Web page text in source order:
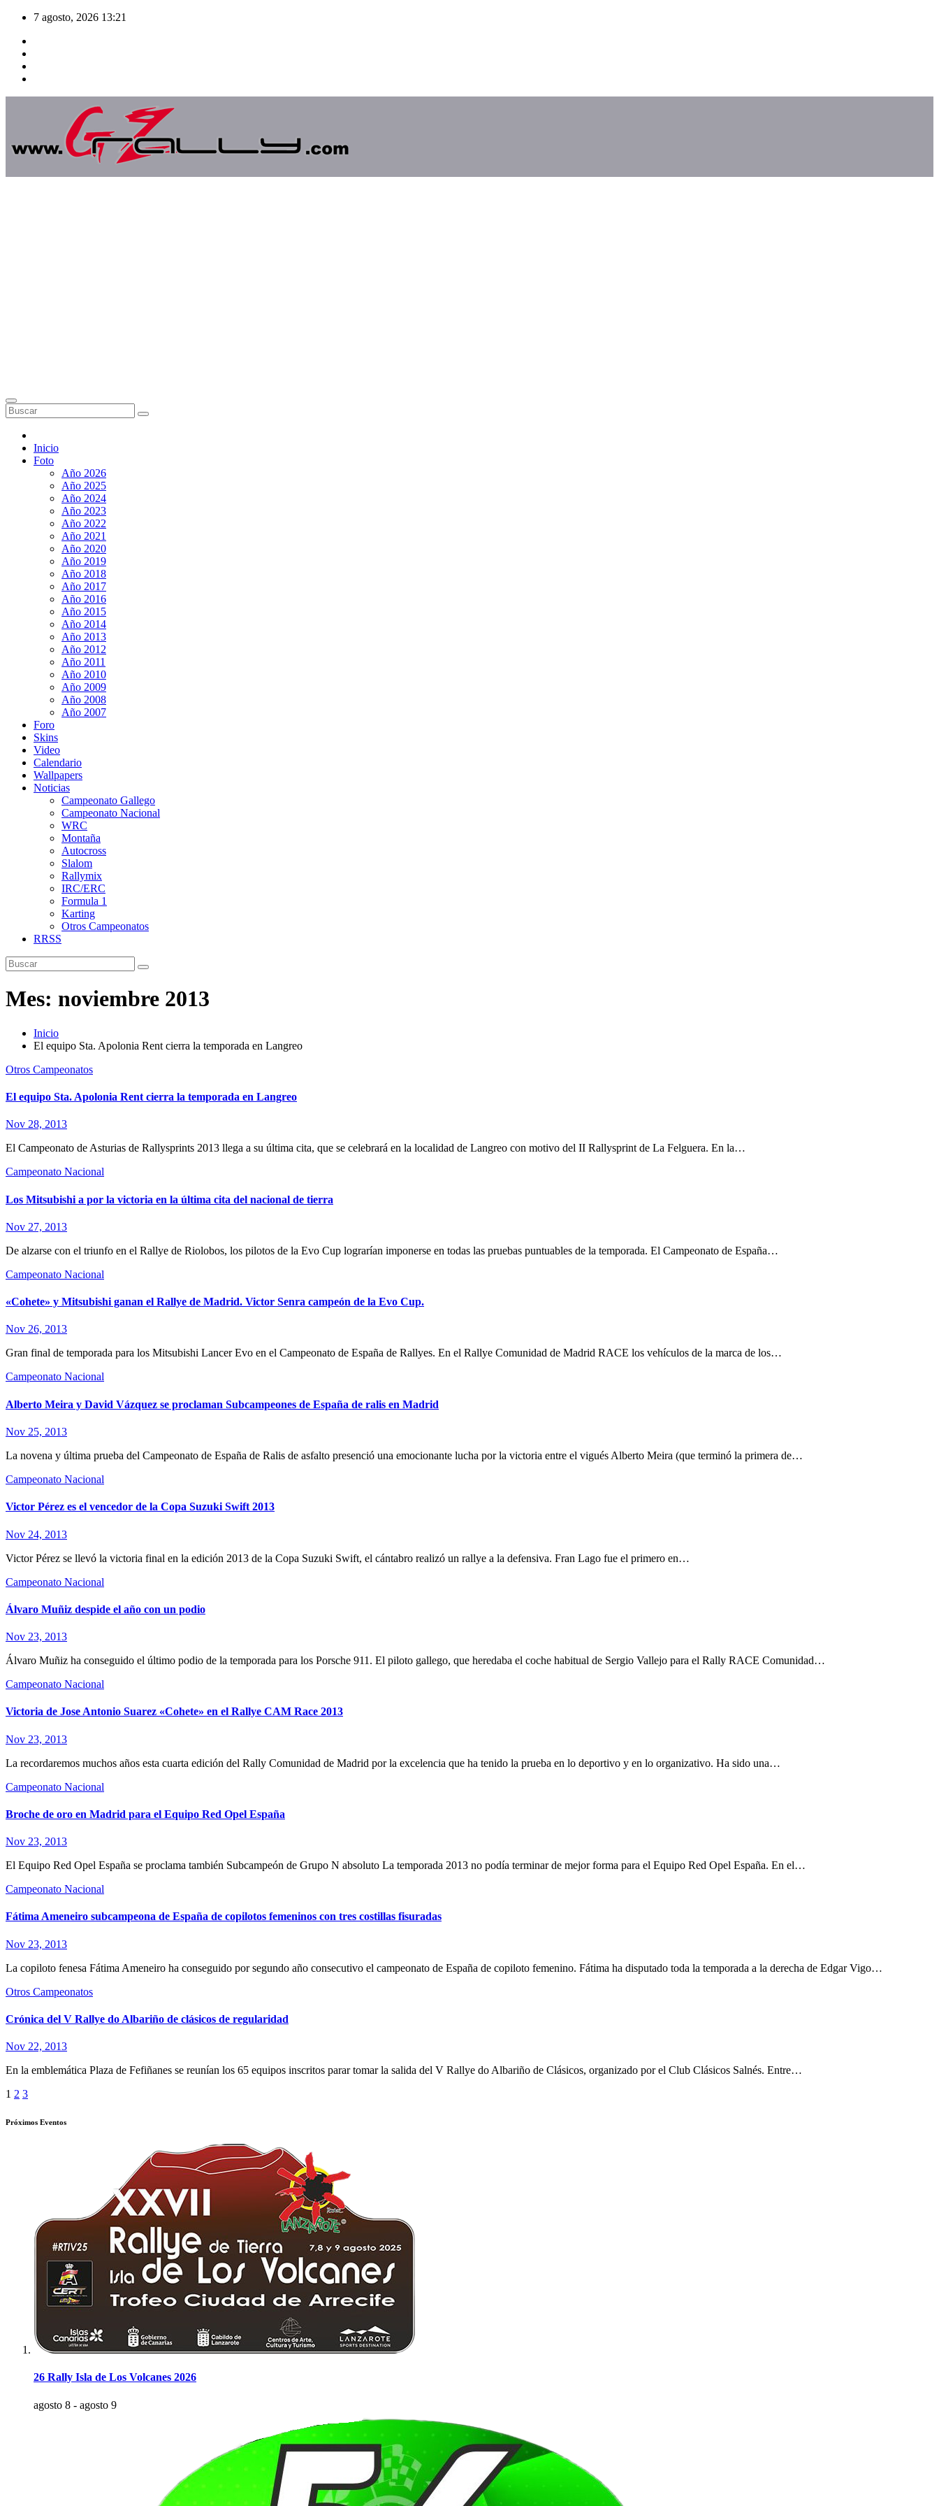
Saltar
contenido
7 agosto, 2026 13:21
Inicio
Foto
Año 2026
Año 2025
Año 2024
Año 2023
Año 2022
Año 2021
Año 2020
Año 2019
Año 2018
Año 2017
Año 2016
Año 2015
Año 2014
Año 2013
Año 2012
Año 2011
Año 2010
Año 2009
Año 2008
Año 2007
Foro
Skins
Video
Calendario
Wallpapers
Noticias
Campeonato Gallego
Campeonato Nacional
WRC
Montaña
Autocross
Slalom
Rallymix
IRC/ERC
Formula 1
Karting
Otros Campeonatos
RRSS
Mes: noviembre 2013
Inicio
El equipo Sta. Apolonia Rent cierra la temporada en Langreo
Otros Campeonatos
El equipo Sta. Apolonia Rent cierra la temporada en Langreo
Nov 28, 2013
El Campeonato de Asturias de Rallysprints 2013 llega a su última cita, que se celebrará en la localidad de Langreo con motivo del II Rallysprint de La Felguera. En la…
Campeonato Nacional
Los Mitsubishi a por la victoria en la última cita del nacional de tierra
Nov 27, 2013
De alzarse con el triunfo en el Rallye de Riolobos, los pilotos de la Evo Cup lograrían imponerse en todas las pruebas puntuables de la temporada. El Campeonato de España…
Campeonato Nacional
«Cohete» y Mitsubishi ganan el Rallye de Madrid. Victor Senra campeón de la Evo Cup.
Nov 26, 2013
Gran final de temporada para los Mitsubishi Lancer Evo en el Campeonato de España de Rallyes. En el Rallye Comunidad de Madrid RACE los vehículos de la marca de los…
Campeonato Nacional
Alberto Meira y David Vázquez se proclaman Subcampeones de España de ralis en Madrid
Nov 25, 2013
La novena y última prueba del Campeonato de España de Ralis de asfalto presenció una emocionante lucha por la victoria entre el vigués Alberto Meira (que terminó la primera de…
Campeonato Nacional
Victor Pérez es el vencedor de la Copa Suzuki Swift 2013
Nov 24, 2013
Victor Pérez se llevó la victoria final en la edición 2013 de la Copa Suzuki Swift, el cántabro realizó un rallye a la defensiva. Fran Lago fue el primero en…
Campeonato Nacional
Álvaro Muñiz despide el año con un podio
Nov 23, 2013
Álvaro Muñiz ha conseguido el último podio de la temporada para los Porsche 911. El piloto gallego, que heredaba el coche habitual de Sergio Vallejo para el Rally RACE Comunidad…
Campeonato Nacional
Victoria de Jose Antonio Suarez «Cohete» en el Rallye CAM Race 2013
Nov 23, 2013
La recordaremos muchos años esta cuarta edición del Rally Comunidad de Madrid por la excelencia que ha tenido la prueba en lo deportivo y en lo organizativo. Ha sido una…
Campeonato Nacional
Broche de oro en Madrid para el Equipo Red Opel España
Nov 23, 2013
El Equipo Red Opel España se proclama también Subcampeón de Grupo N absoluto La temporada 2013 no podía terminar de mejor forma para el Equipo Red Opel España. En el…
Campeonato Nacional
Fátima Ameneiro subcampeona de España de copilotos femeninos con tres costillas fisuradas
Nov 23, 2013
La copiloto fenesa Fátima Ameneiro ha conseguido por segundo año consecutivo el campeonato de España de copiloto femenino. Fátima ha disputado toda la temporada a la derecha de Edgar Vigo…
Otros Campeonatos
Crónica del V Rallye do Albariño de clásicos de regularidad
Nov 22, 2013
En la emblemática Plaza de Fefiñanes se reunían los 65 equipos inscritos parar tomar la salida del V Rallye do Albariño de Clásicos, organizado por el Club Clásicos Salnés. Entre…
Paginación
de
1 2 3
Próximos Eventos
26 Rally Isla de Los Volcanes 2026
agosto 8 - agosto 9